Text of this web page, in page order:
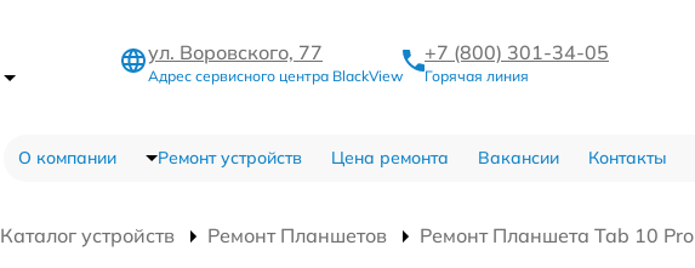
ул. Воровского, 77
Адрес сервисного центра BlackView
+7 (800) 301-34-05
Горячая линия
О компании Ремонт устройств Цена ремонта Вакансии Контакты
Каталог устройств Ремонт Планшетов Ремонт Планшета Tab 10 Pro